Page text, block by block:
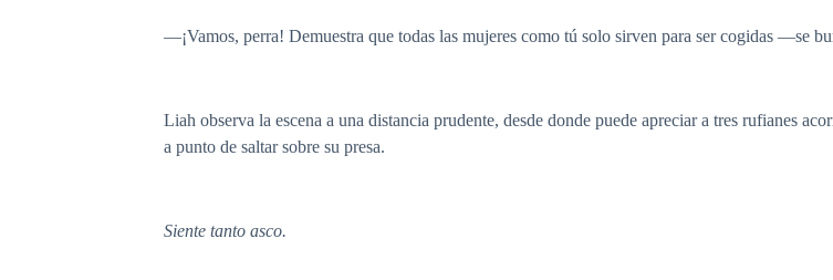
—¡Vamos, perra! Demuestra que todas las mujeres como tú solo sirven para ser cogidas —se
Liah observa la escena a una distancia prudente, desde donde puede apreciar a tres rufianes
a punto de saltar sobre su presa.
Siente tanto asco.